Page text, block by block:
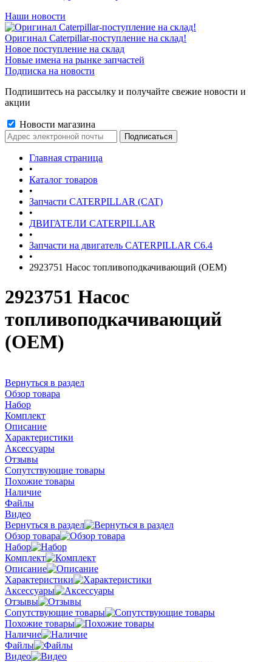
Наши новости
Оригинал Caterpillar-поступление на склад!
Новое поступление на склад
Новые имена на рынке запчастей
Подписка на новости
Подпишитесь на рассылку и получайте свежие новости и
акции
Новости магазина
Главная страница
•
Каталог товаров
•
Запчасти CATERPILLAR (CAT)
•
ДВИГАТЕЛИ CATERPILLAR
•
Запчасти на двигатель CATERPILLAR С6.4
•
2923751 Насос топливоподкачивающий (OEM)
2923751 Насос
топливоподкачивающий
(OEM)
Вернуться в раздел
Обзор товара
Набор
Комплект
Описание
Характеристики
Аксессуары
Отзывы
Сопутствующие товары
Похожие товары
Наличие
Файлы
Видео
Вернуться в раздел
Обзор товара
Набор
Комплект
Описание
Характеристики
Аксессуары
Отзывы
Сопутствующие товары
Похожие товары
Наличие
Файлы
Видео